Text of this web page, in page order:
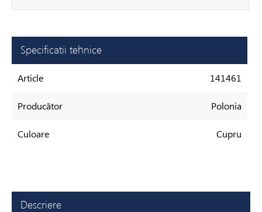
Specificatii tehnice
Article 141461
Producător Polonia
Culoare Сupru
Descriere